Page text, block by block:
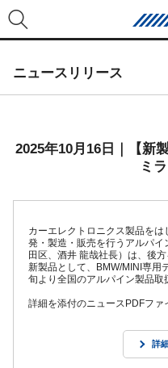
ニュースリリース
2025年10月16日｜【新
ミ
カーエレクトロニクス製品を
発・製造・販売を行うアルパ
田区、酒井 龍哉社長）は、後
新製品として、BMW/MINI専用
旬より全国のアルパイン製品取
詳細を添付のニュースPDFファ
詳